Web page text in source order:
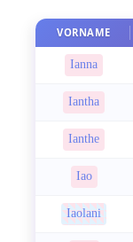
VORNAME
Ianna
Iantha
Ianthe
Iao
Iaolani